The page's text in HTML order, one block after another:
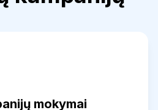
mokymai